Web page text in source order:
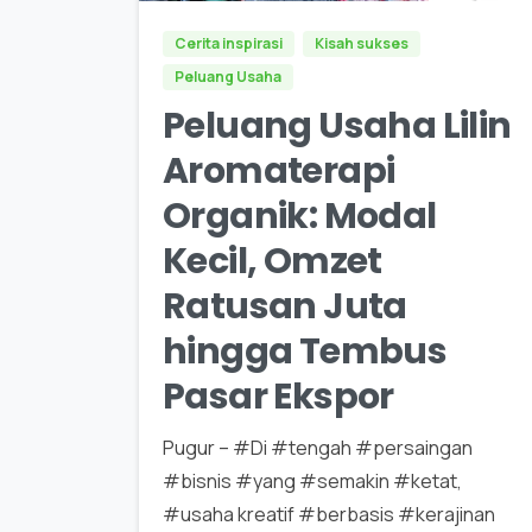
Cerita inspirasi
Kisah sukses
Peluang Usaha
Peluang Usaha Lilin
Aromaterapi
Organik: Modal
Kecil, Omzet
Ratusan Juta
hingga Tembus
Pasar Ekspor
Pugur – #Di #tengah #persaingan
#bisnis #yang #semakin #ketat,
#usaha kreatif #berbasis #kerajinan